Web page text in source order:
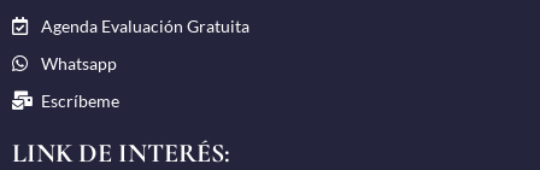
Agenda Evaluación Gratuita
Whatsapp
Escríbeme
LINK DE INTERÉS: